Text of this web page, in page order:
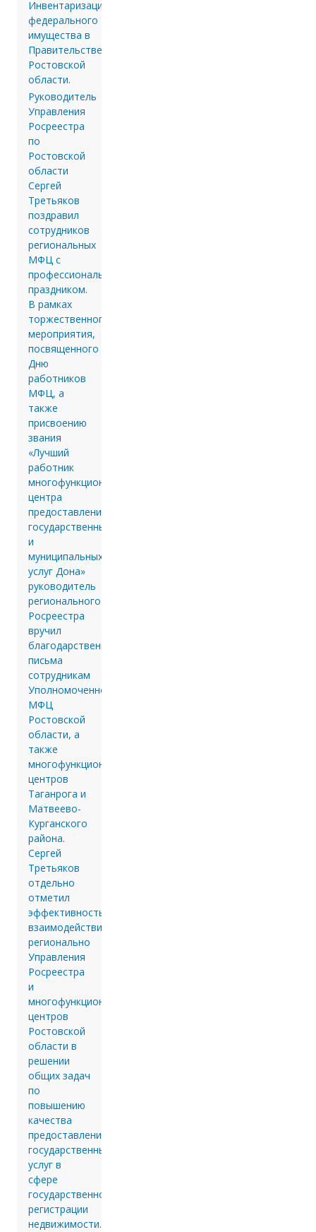
Инвентаризации
федерального
имущества в
Правительстве
Ростовской
области.
Руководитель
Управления
Росреестра
по
Ростовской
области
Сергей
Третьяков
поздравил
сотрудников
региональных
МФЦ с
профессиональным
праздником.
В рамках
торжественного
мероприятия,
посвященного
Дню
работников
МФЦ, а
также
присвоению
звания
«Лучший
работник
многофункционального
центра
предоставления
государственных
и
муниципальных
услуг Дона»
руководитель
регионального
Росреестра
вручил
благодарственные
письма
сотрудникам
Уполномоченного
МФЦ
Ростовской
области, а
также
многофункциональных
центров
Таганрога и
Матвеево-
Курганского
района.
Сергей
Третьяков
отдельно
отметил
эффективность
взаимодействия
регионально
Управления
Росреестра
и
многофункциональных
центров
Ростовской
области в
решении
общих задач
по
повышению
качества
предоставления
государственных
услуг в
сфере
государственной
регистрации
недвижимости.